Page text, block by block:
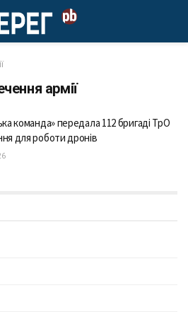
армії
команда» передала 112 бригаді ТрО
для роботи дронів